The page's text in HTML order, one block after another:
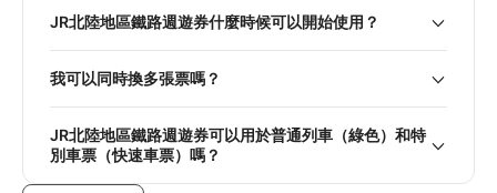
JR北陸地區鐵路週遊券什麼時候可以開始使用？
我可以同時換多張票嗎？
JR北陸地區鐵路週遊券可以用於普通列車（綠色）和特
別車票（快速車票）嗎？